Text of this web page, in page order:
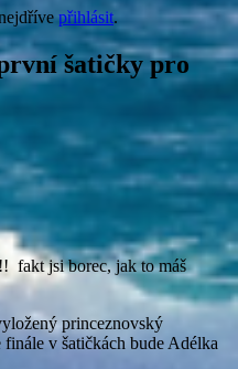
přihlásit.
šatičky pro
fakt jsi borec, jak to máš
princeznovský
v šatičkách bude Adélka